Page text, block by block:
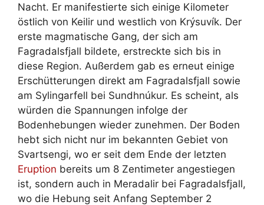
Nacht. Er manifestierte sich einige Kilometer
östlich von Keilir und westlich von Krýsuvík. Der
erste magmatische Gang, der sich am
Fagradalsfjall bildete, erstreckte sich bis in
diese Region. Außerdem gab es erneut einige
Erschütterungen direkt am Fagradalsfjall sowie
am Sylingarfell bei Sundhnúkur. Es scheint, als
würden die Spannungen infolge der
Bodenhebungen wieder zunehmen. Der Boden
hebt sich nicht nur im bekannten Gebiet von
Svartsengi, wo er seit dem Ende der letzten
Eruption bereits um 8 Zentimeter angestiegen
ist, sondern auch in Meradalir bei Fagradalsfjall,
wo die Hebung seit Anfang September 2